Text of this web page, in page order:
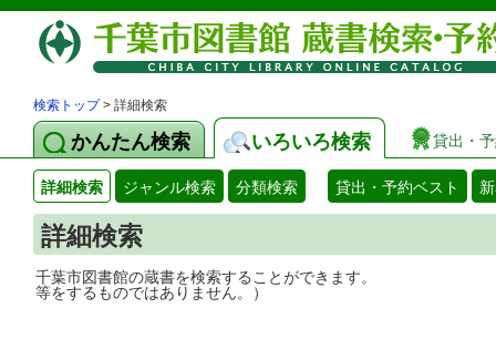
検索トップ> 詳細検索
かんたん検索 いろいろ検索 貸出・
詳細検索 ジャンル検索 分類検索 貸出・予約ベスト
詳細検索
千葉市図書館の蔵書を検索することがで
等をするものではありません。）